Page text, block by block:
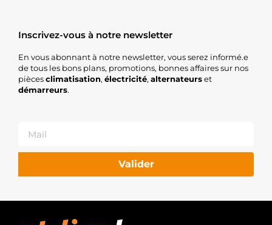
Inscrivez-vous à notre newsletter
En vous abonnant à notre newsletter, vous serez informé.e
de tous les bons plans, promotions, bonnes affaires sur nos
piècesclimatisation, électricité, alternateurset
démarreurs.
Valider